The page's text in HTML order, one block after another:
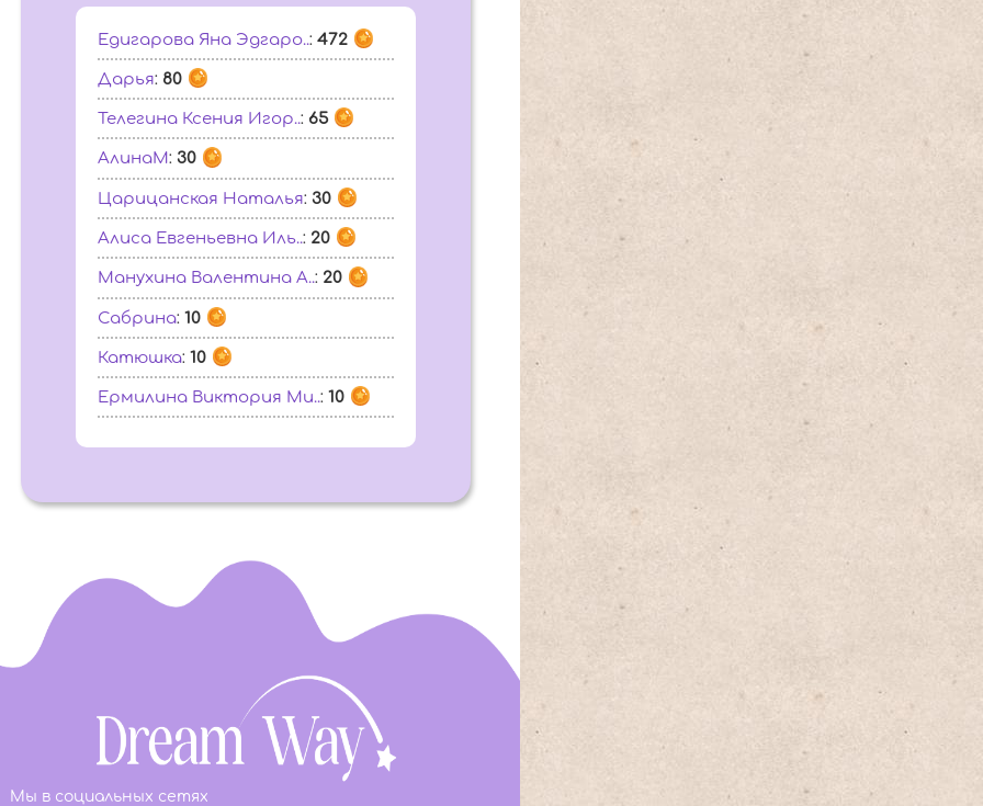
Едигарова Яна Эдгаро..: 472
Дарья: 80
Телегина Ксения Игор..: 65
АлинаМ: 30
Царицанская Наталья: 30
Алиса Евгеньевна Иль..: 20
Манухина Валентина А..: 20
Сабрина: 10
Катюшка: 10
Ермилина Виктория Ми..: 10
Мы в социальных сетях